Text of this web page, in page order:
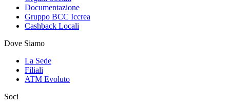
Documentazione
Gruppo BCC Iccrea
Cashback Locali
Dove Siamo
La Sede
Filiali
ATM Evoluto
Soci